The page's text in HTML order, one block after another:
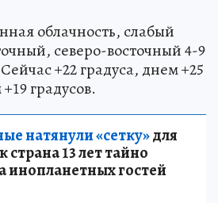
облачность, слабый
северо-восточный 4-9
+22 градуса, днем +25
градусов.
натянули «сетку»для
13 лет тайно
инопланетных гостей